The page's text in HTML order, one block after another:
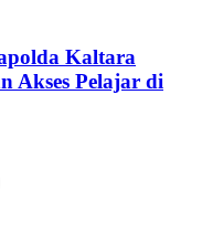
Kaltara
Akses Pelajar di